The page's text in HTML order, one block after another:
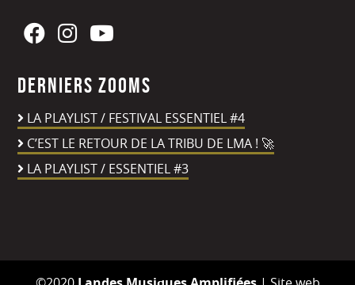
Derniers zooms
LA PLAYLIST / FESTIVAL ESSENTIEL #4
C’EST LE RETOUR DE LA TRIBU DE LMA ! 🚀
LA PLAYLIST / ESSENTIEL #3